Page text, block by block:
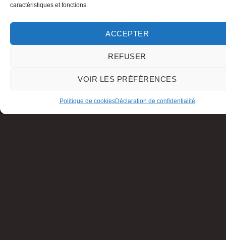
caractéristiques et fonctions.
ACCEPTER
REFUSER
VOIR LES PRÉFÉRENCES
Politique de cookiesDéclaration de confidentialité